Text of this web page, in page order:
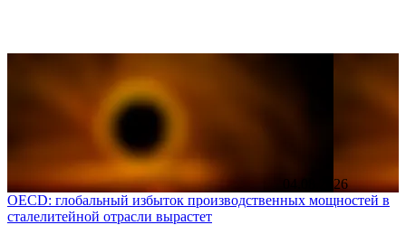
04.08.2026
OECD: глобальный избыток производственных мощностей в
сталелитейной отрасли вырастет